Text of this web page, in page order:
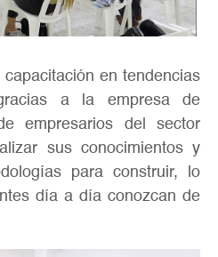
en tendencias
a la empresa de
empresarios del sector
sus conocimientos y
para construir, lo
día a día conozcan de